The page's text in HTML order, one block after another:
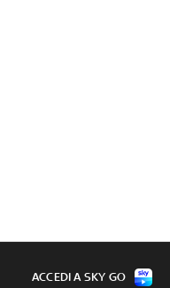
ACCEDI A SKY GO